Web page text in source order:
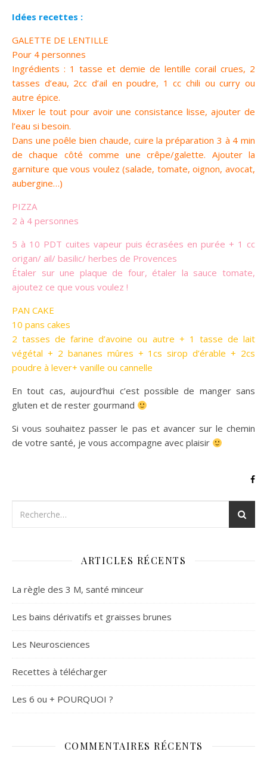
Idées recettes :
GALETTE DE LENTILLE
Pour 4 personnes
Ingrédients : 1 tasse et demie de lentille corail crues, 2
tasses d’eau, 2cc d’ail en poudre, 1 cc chili ou curry ou
autre épice.
Mixer le tout pour avoir une consistance lisse, ajouter de
l’eau si besoin.
Dans une poêle bien chaude, cuire la préparation 3 à 4 min
de chaque côté comme une crêpe/galette. Ajouter la
garniture que vous voulez (salade, tomate, oignon, avocat,
aubergine…)
PIZZA
2 à 4 personnes
5 à 10 PDT cuites vapeur puis écrasées en purée + 1 cc
origan/ ail/ basilic/ herbes de Provences
Étaler sur une plaque de four, étaler la sauce tomate,
ajoutez ce que vous voulez !
PAN CAKE
10 pans cakes
2 tasses de farine d’avoine ou autre + 1 tasse de lait
végétal + 2 bananes mûres + 1cs sirop d’érable + 2cs
poudre à lever+ vanille ou cannelle
En tout cas, aujourd’hui c’est possible de manger sans
gluten et de rester gourmand
Si vous souhaitez passer le pas et avancer sur le chemin
de votre santé, je vous accompagne avec plaisir
ARTICLES RÉCENTS
La règle des 3 M, santé minceur
Les bains dérivatifs et graisses brunes
Les Neurosciences
Recettes à télécharger
Les 6 ou + POURQUOI ?
COMMENTAIRES RÉCENTS